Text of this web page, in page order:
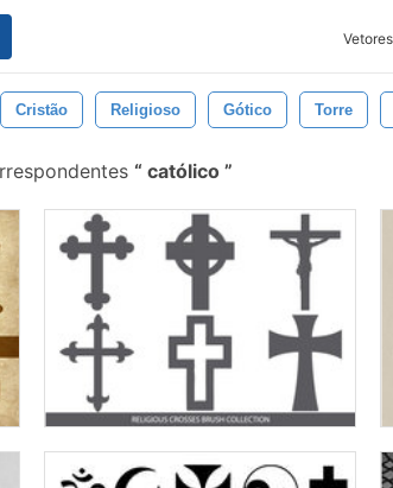
Vetores
Cristão Religioso Gótico Torre
católico